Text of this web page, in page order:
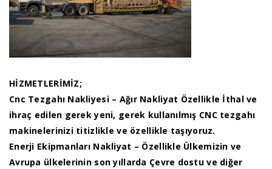
HİZMETLERİMİZ;
Cnc Tezgahı Nakliyesi – Ağır Nakliyat Özellikle İthal ve
ihraç edilen gerek yeni, gerek kullanılmış CNC tezgahı
makinelerinizi titizlikle ve özellikle taşıyoruz.
Enerji Ekipmanları Nakliyat – Özellikle Ülkemizin ve
Avrupa ülkelerinin son yıllarda Çevre dostu ve diğer